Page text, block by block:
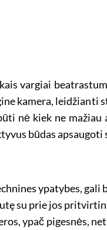
vargiai
kamera,
nė kiek ne
būdas
ypatybes,
su prie jos
ypač pigesnės,